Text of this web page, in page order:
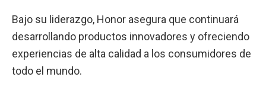
Bajo su liderazgo, Honor asegura que continuará
desarrollando productos innovadores y ofreciendo
experiencias de alta calidad a los consumidores de
todo el mundo.